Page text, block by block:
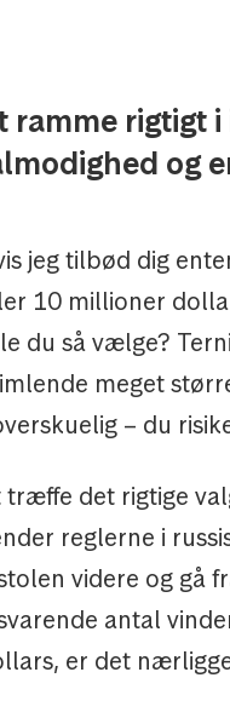
ramme rigtigt
og
jeg tilbød dig
10 millioner
du så vælge?
meget
– du
træffe det rigtige
reglerne i
videre og gå
antal
er det